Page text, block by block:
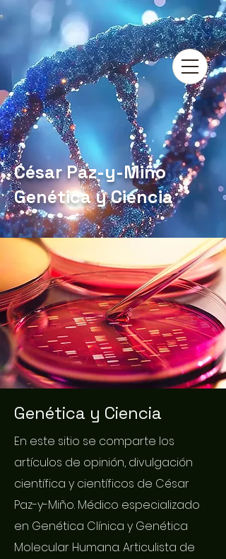
César Paz-y-Miño
Genética y Ciencia
Genética y Ciencia
En este sitio se comparte los
artículos de opinión, divulgación
científica y científicos de César
Paz-y-Miño. Médico especializado
en Genética Clínica y Genética
Molecular Humana. Articulista de